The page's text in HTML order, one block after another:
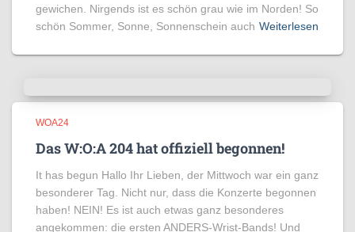
gewichen. Nirgends ist es schön grau wie im Norden! So
schön Sommer, Sonne, Sonnenschein auch Weiterlesen
WOA24
Das W:O:A 204 hat offiziell begonnen!
It has begun Hallo Ihr Lieben, der Mittwoch war ein ganz
besonderer Tag. Nicht nur, dass die Konzerte begonnen
haben! NEIN! Es ist auch etwas ganz besonderes
angekommen: die ersten ANDERS-Wrist-Bands! Und